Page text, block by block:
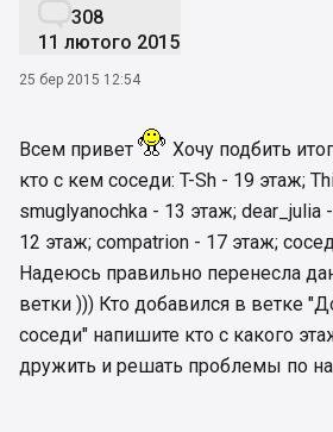
308
11 лютого 2015
25 бер 2015 12:54
Всем привет
Хочу подбить
кто с кем соседи: T-Sh - 19 этаж;
smuglyanochka - 13 этаж; dear_julia
12 этаж; compatrion - 17 этаж;
Надеюсь правильно перенесла
ветки ))) Кто добавился в ветке
соседи" напишите кто с какого
дружить и решать проблемы по